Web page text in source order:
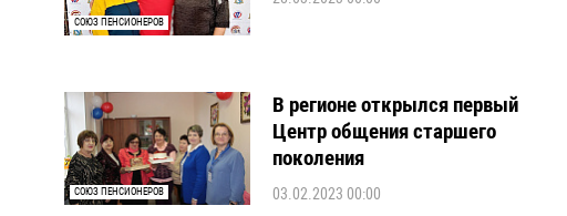
СОЮЗ ПЕНСИОНЕРОВ
СОЮЗ ПЕНСИОНЕРОВ
В регионе открылся первый
Центр общения старшего
поколения
03.02.2023 00:00